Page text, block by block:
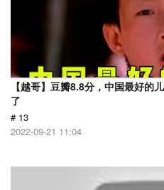
【越哥】豆瓣8.8分，中国最好的
了
# 13
2022-09-21 11:04